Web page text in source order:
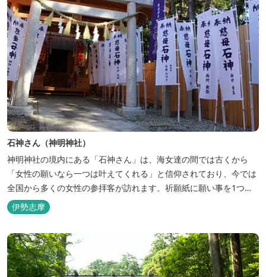
石神さん（神明神社）
神明神社の境内にある「石神さん」は、海女達の間では古くから
「女性の願いなら一つは叶えてくれる」と信仰されており、今では
全国から多くの女性の参拝客が訪れます。祈願紙に願い事を1つだ
け書き、石神さんの前にある願い箱にそっと入れてお祈りを。 星と
格子のマークが刺繍で綴られた、一風変わった魔よけのお守りも人
気。星は一筆書きできることから「海女が海に潜っても元の場所へ
戻れる」、格子は「魔物の入る隙が...
伊勢志摩